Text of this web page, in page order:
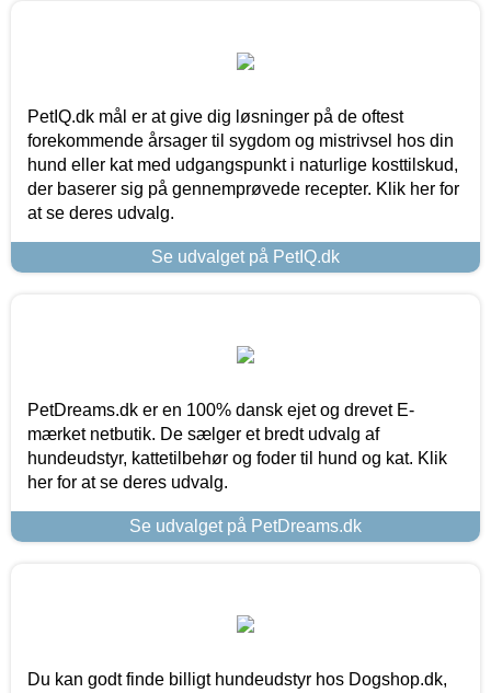
PetIQ.dk mål er at give dig løsninger på de oftest
forekommende årsager til sygdom og mistrivsel hos din
hund eller kat med udgangspunkt i naturlige kosttilskud,
der baserer sig på gennemprøvede recepter. Klik her for
at se deres udvalg.
Se udvalget på PetIQ.dk
PetDreams.dk er en 100% dansk ejet og drevet E-
mærket netbutik. De sælger et bredt udvalg af
hundeudstyr, kattetilbehør og foder til hund og kat. Klik
her for at se deres udvalg.
Se udvalget på PetDreams.dk
Du kan godt finde billigt hundeudstyr hos Dogshop.dk,